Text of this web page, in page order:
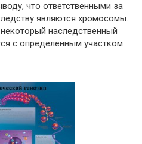
что ответственными за
являются хромосомы.
наследственный
с определенным участком